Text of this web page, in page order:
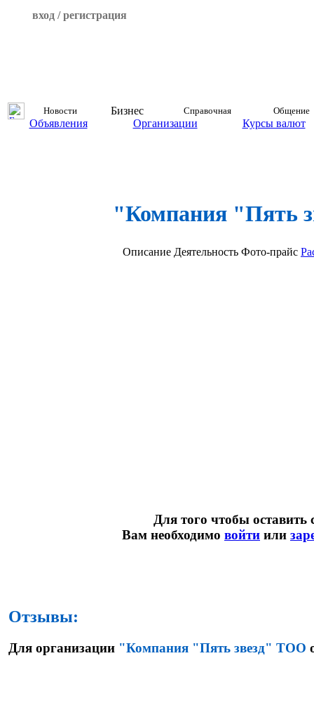
вход / регистрация
Новости Бизнес Справочная Общение
Объявления Организации Курсы валют
"Компания "Пять
Описание Деятельность Фото-прайс
Для того чтобы оставить
Вам необходимо войти или
Отзывы:
Для организации "Компания "Пять звезд" ТОО